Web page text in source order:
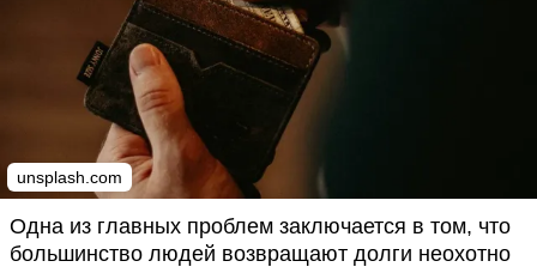
unsplash.com
Одна из главных проблем заключается в том, что
большинство людей возвращают долги неохотно